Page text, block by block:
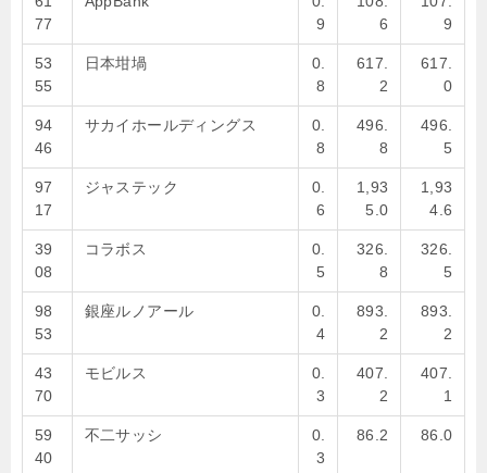
77
9
6
9
53
55
日本坩堝
0.
8
617.
2
617.
0
94
46
サカイホールディングス
0.
8
496.
8
496.
5
97
17
ジャステック
0.
6
1,93
5.0
1,93
4.6
39
08
コラボス
0.
5
326.
8
326.
5
98
53
銀座ルノアール
0.
4
893.
2
893.
2
43
70
モビルス
0.
3
407.
2
407.
1
59
40
不二サッシ
0.
3
86.2 86.0